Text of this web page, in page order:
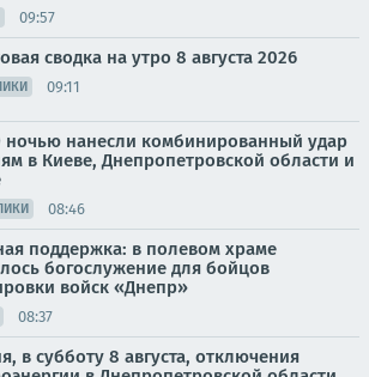
09:57
сводка на утро 8 августа 2026
09:11
нанесли комбинированный удар
в Киеве, Днепропетровской области и
08:46
поддержка: в полевом храме
богослужение для бойцов
войск «Днепр»
08:37
в субботу 8 августа, отключения